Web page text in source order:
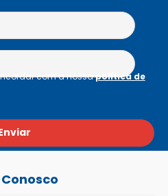
com a nossapolítica de